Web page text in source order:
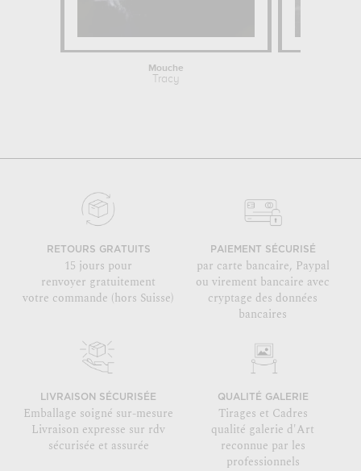
Mouche
Tracy
RETOURS GRATUITS
15 jours pour
renvoyer gratuitement
votre commande (hors Suisse)
PAIEMENT SÉCURISÉ
par carte bancaire, Paypal
ou virement bancaire avec
cryptage des données
bancaires
LIVRAISON SÉCURISÉE
Emballage soigné sur-mesure
Livraison expresse sur rdv
sécurisée et assurée
QUALITÉ GALERIE
Tirages et Cadres
qualité galerie d'Art
reconnue par les
professionnels